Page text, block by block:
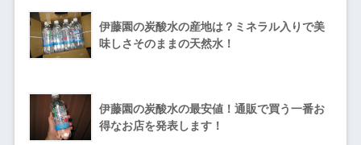
伊藤園の炭酸水の産地は？ミネラル入りで美
味しさそのままの天然水！
伊藤園の炭酸水の最安値！通販で買う一番お
得なお店を発表します！